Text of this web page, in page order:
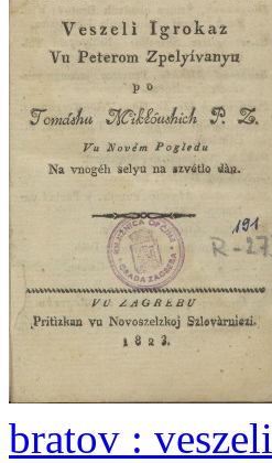
bratov :